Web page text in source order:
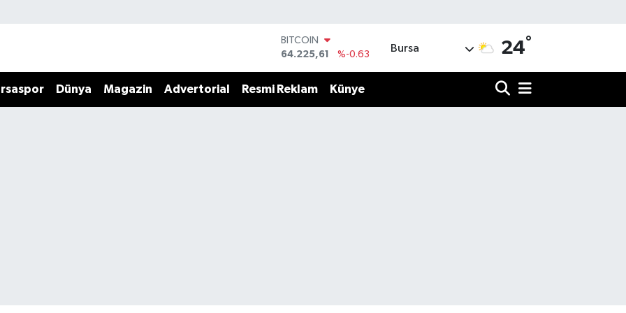
DOLAR
47,7143
%0.16
55,0317
%-0.02
Bursa 24°
Dünya Magazin Advertorial Resmi Reklam Künye